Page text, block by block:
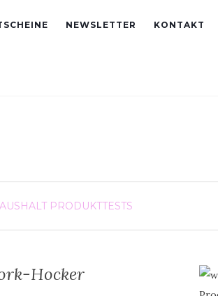
NEWSLETTER KONTAKT
PRODUKTTESTS
Hocker